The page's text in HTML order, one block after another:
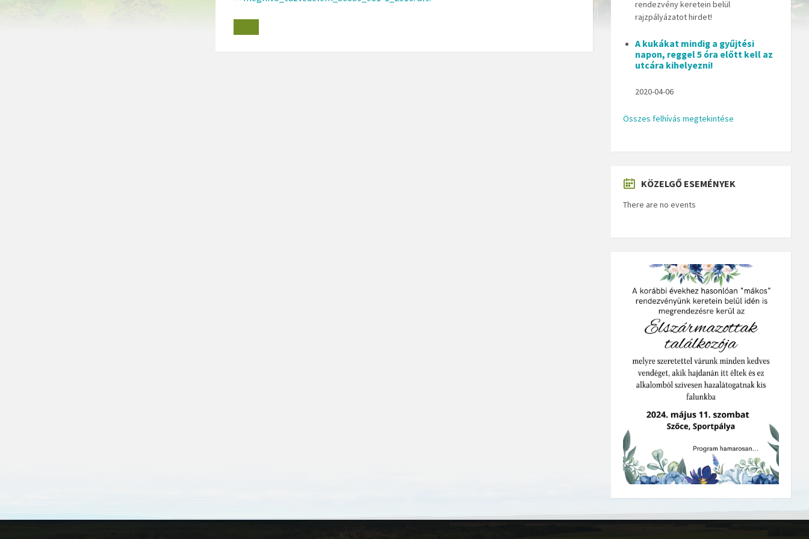
rendezvény keretein belül
rajzpályázatot hirdet!
A kukákat mindig a gyűjtési
napon, reggel 5 óra előtt kell az
utcára kihelyezni!
2020-04-06
Összes felhívás megtekintése
KÖZELGŐ ESEMÉNYEK
There are no events